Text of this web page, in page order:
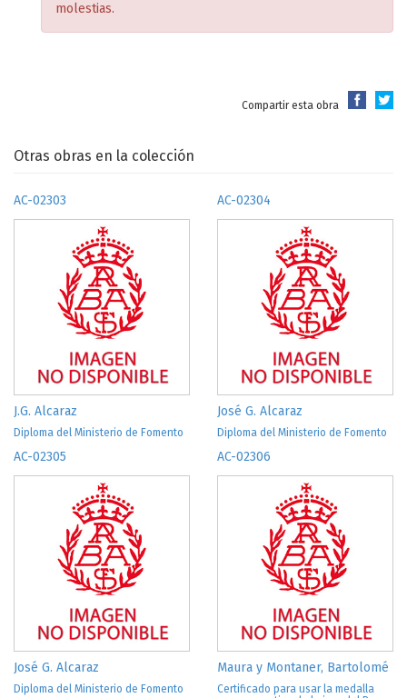
molestias.
Compartir esta obra
Otras obras en la colección
AC-02303
J.G. Alcaraz
Diploma del Ministerio de Fomento
AC-02304
José G. Alcaraz
Diploma del Ministerio de Fomento
AC-02305
José G. Alcaraz
Diploma del Ministerio de Fomento
AC-02306
Maura y Montaner, Bartolomé
Certificado para usar la medalla